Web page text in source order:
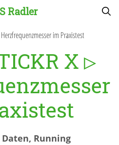
Radler
im Praxistest
X ▷
Running